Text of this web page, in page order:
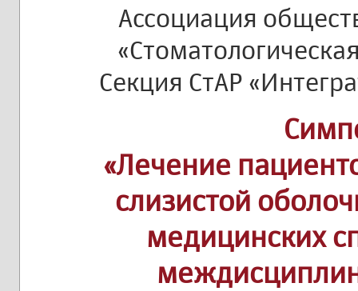
Ассоциация
Секция СтАР
«Лечение
слизистой
медицинских